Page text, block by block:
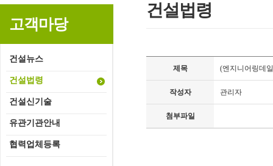
고객마당
건설뉴스
건설법령
건설신기술
유관기관안내
협력업체등록
건설법령
제목 (엔지니어링데
작성자 관리자
첨부파일